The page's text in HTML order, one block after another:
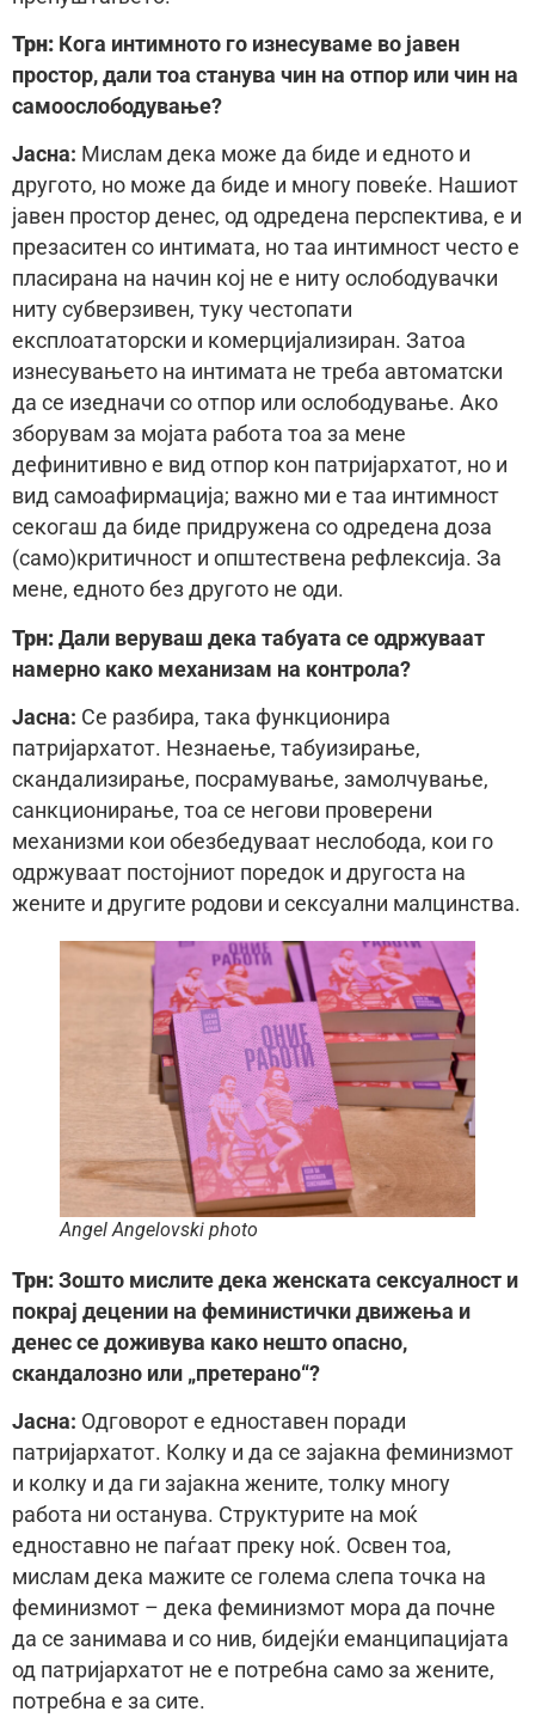
Трн: Кога интимното го изнесуваме во јавен
простор, дали тоа станува чин на отпор или чин на
самоослободување?
Јасна: Мислам дека може да биде и едното и
другото, но може да биде и многу повеќе. Нашиот
јавен простор денес, од одредена перспектива, е и
презаситен со интимата, но таа интимност често е
пласирана на начин кој не е ниту ослободувачки
ниту субверзивен, туку честопати
експлоататорски и комерцијализиран. Затоа
изнесувањето на интимата не треба автоматски
да се изедначи со отпор или ослободување. Ако
зборувам за мојата работа тоа за мене
дефинитивно е вид отпор кон патријархатот, но и
вид самоафирмација; важно ми е таа интимност
секогаш да биде придружена со одредена доза
(само)критичност и општествена рефлексија. За
мене, едното без другото не оди.
Трн: Дали веруваш дека табуата се одржуваат
намерно како механизам на контрола?
Јасна: Се разбира, така функционира
патријархатот. Незнаење, табуизирање,
скандализирање, посрамување, замолчување,
санкционирање, тоа се негови проверени
механизми кои обезбедуваат неслобода, кои го
одржуваат постојниот поредок и другоста на
жените и другите родови и сексуални малцинства.
Angel Angelovski photo
Трн: Зошто мислите дека женската сексуалност и
покрај децении на феминистички движења и
денес се доживува како нешто опасно,
скандалозно или „претерано“?
Јасна: Одговорот е едноставен поради
патријархатот. Колку и да се зајакна феминизмот
и колку и да ги зајакна жените, толку многу
работа ни останува. Структурите на моќ
едноставно не паѓаат преку ноќ. Освен тоа,
мислам дека мажите се голема слепа точка на
феминизмот – дека феминизмот мора да почне
да се занимава и со нив, бидејќи еманципацијата
од патријархатот не е потребна само за жените,
потребна е за сите.